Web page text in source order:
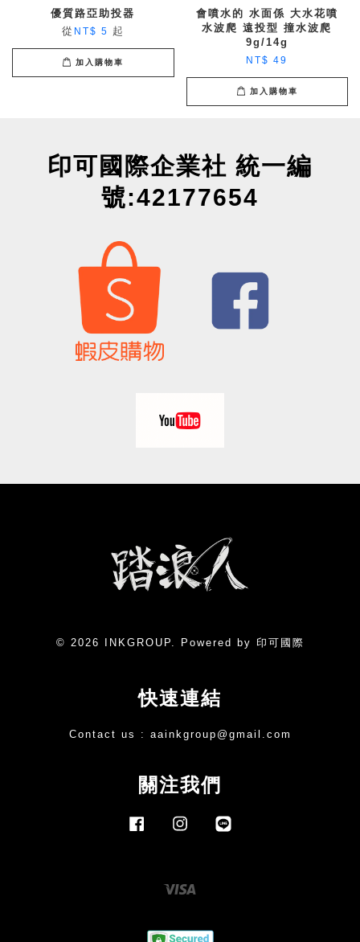
優質路亞助投器
從 NT$ 5 起
加入購物車
會噴水的 水面係 大水花噴
水波爬 遠投型 撞水波爬
9g/14g
NT$ 49
加入購物車
印可國際企業社 統一編
號:42177654
© 2026 INKGROUP. Powered by 印可國際
快速連結
Contact us : aainkgroup@gmail.com
關注我們
FacebookInstagram